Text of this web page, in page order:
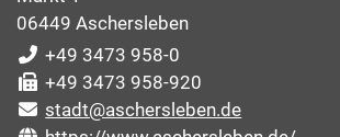
06449 Aschersleben
+49 3473 958-0
+49 3473 958-920
stadt@aschersleben.de